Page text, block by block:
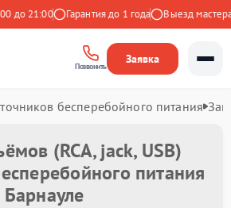
21:00 Гарантия до 1 года Выезд мастера
Позвонить
Заявка
бесперебойного питания
(RCA, jack, USB)
питания